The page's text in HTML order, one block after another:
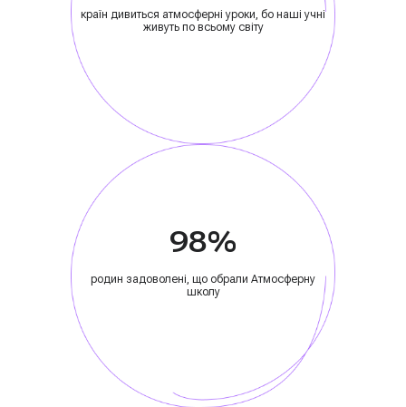
країн дивиться атмосферні уроки, бо наші учні
живуть по всьому світу
98%
родин задоволені, що обрали Атмосферну
школу